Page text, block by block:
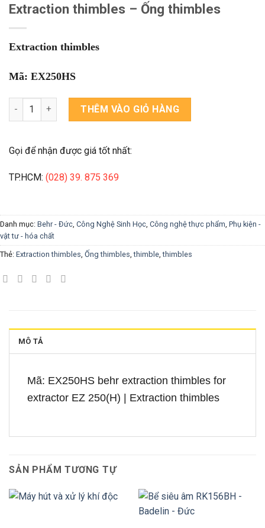
Extraction thimbles – Ống thimbles
Extraction thimbles
Mã: EX250HS
Extraction thimbles - Ống thimbles số lượng
THÊM VÀO GIỎ HÀNG
Gọi để nhận được giá tốt nhất:
TP.HCM: (028) 39. 875 369
Danh mục: Behr - Đức, Công Nghệ Sinh Học, Công nghệ thực phẩm, Phụ kiện -
vật tư - hóa chất
Thẻ: Extraction thimbles, Ống thimbles,thimble,thimbles
MÔ TẢ
Mã: EX250HS behr extraction thimbles for
extractor EZ 250(H) | Extraction thimbles
SẢN PHẨM TƯƠNG TỰ